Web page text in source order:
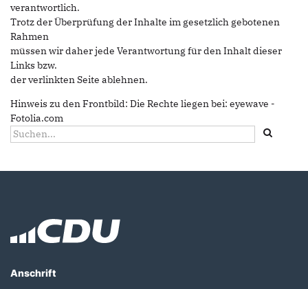
verantwortlich.
Trotz der Überprüfung der Inhalte im gesetzlich gebotenen
Rahmen
müssen wir daher jede Verantwortung für den Inhalt dieser
Links bzw.
der verlinkten Seite ablehnen.
Hinweis zu den Frontbild: Die Rechte liegen bei: eyewave -
Fotolia.com
Suchformular
Suche
Fußbereich
Anschrift